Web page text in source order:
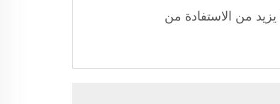
من الاستفادة من